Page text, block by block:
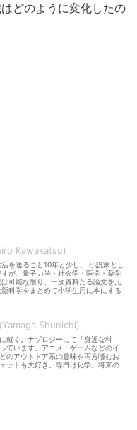
どのように変化したの
Kawakatsu
を送ること10年と少し。 小説家とし
が、量子力学・社会学・医学・薬学
可能な限り、一次資料たる論文を元
科学をまとめて小学生用に本にする
Yamaga Shunichi
就く。ナゾロジーにて「身近な科
ています。アニメ・ゲームなどのイ
のアウトドア系の趣味を両方嗜むお
ットも大好き。専門は化学。将来の